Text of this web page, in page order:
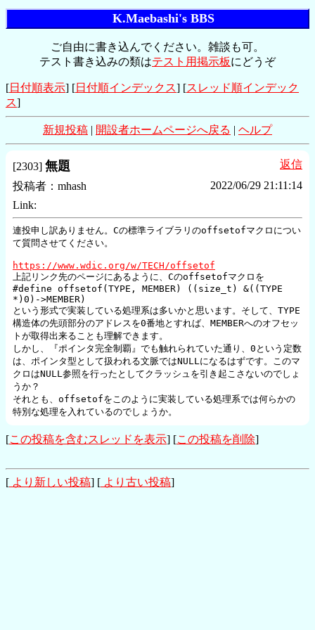
K.Maebashi's BBS
ご自由に書き込んでください。雑談も可。
テスト書き込みの類はテスト用掲示板にどうぞ
[日付順表示] [日付順インデックス] [スレッド順インデック
ス]
新規投稿 | 開設者ホームページへ戻る | ヘルプ
[2303] 無題
返信
投稿者： mhash
2022/06/29 21:11:14
Link:
連投申し訳ありません。Cの標準ライブラリのoffsetofマクロについ
て質問させてください。
https://www.wdic.org/w/TECH/offsetof
上記リンク先のページにあるように、Cのoffsetofマクロを
#define offsetof(TYPE, MEMBER) ((size_t) &((TYPE
*)0)->MEMBER)
という形式で実装している処理系は多いかと思います。そして、TYPE
構造体の先頭部分のアドレスを0番地とすれば、MEMBERへのオフセッ
トが取得出来ることも理解できます。
しかし、『ポインタ完全制覇』でも触れられていた通り、0という定数
は、ポインタ型として扱われる文脈ではNULLになるはずです。このマ
クロはNULL参照を行ったとしてクラッシュを引き起こさないのでしょ
うか？
それとも、offsetofをこのように実装している処理系では何らかの
特別な処理を入れているのでしょうか。
[この投稿を含むスレッドを表示] [この投稿を削除]
[ より新しい投稿] [ より古い投稿]